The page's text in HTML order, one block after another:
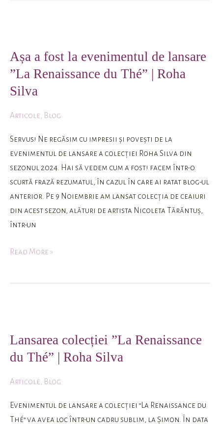
Așa a fost la evenimentul de lansare
”La Renaissance du Thé” | Roha
Silva
Articole Blog
Servus! Ne regăsim cu impresii și povești de la
evenimentul de lansare a colecției Roha Silva din
sezonul 2024. Hai să vedem cum a fost! facem într-o
scurtă frază rezumatul, în cazul în care ai ratat blog-ul
anterior. Pe 9 Noiembrie am lansat colecția de ceaiuri
din acest sezon, alături de artista Nicoleta Tărăntuș,
într-un
fost
la
evenimentul
lansare
Renaissance
du
Thé”
|
Roha
Silva
Read More »
Lansarea colecției ”La Renaissance
du Thé” | Roha Silva
Articole Blog
Evenimentul de lansare a colecției ”La Renaissance du
Thé” va avea loc într-un cadru sublim, la Șimon. În data
”La
Renaissance
Thé”